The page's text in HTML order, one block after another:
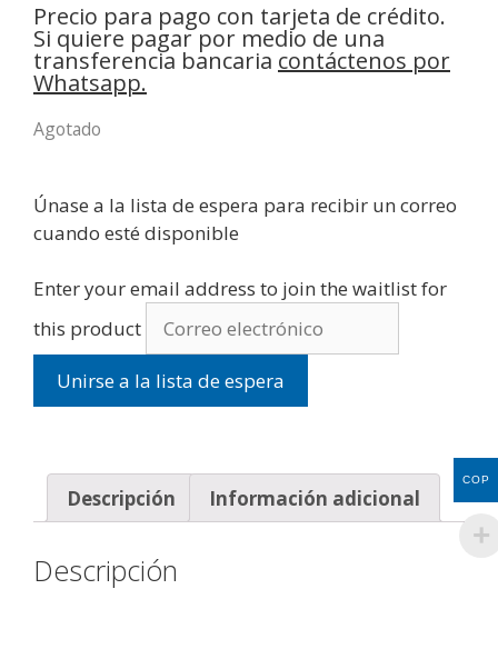
Precio para pago con tarjeta de crédito.
Si quiere pagar por medio de una
transferencia bancaria contáctenos por
Whatsapp.
Agotado
Únase a la lista de espera para recibir un correo
cuando esté disponible
Enter your email address to join the waitlist for
this product
Unirse a la lista de espera
Descripción Información adicional
Descripción
COP